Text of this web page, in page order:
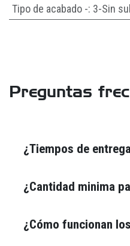
Tipo de acabado -: 3-Sin
Preguntas
¿Tiempos de
¿Cantidad minima
¿Cómo funcionan